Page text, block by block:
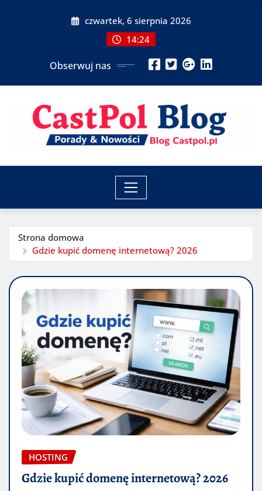
czwartek, 6 sierpnia 2026
14:24
Obserwuj nas
Strona domowa
Gdzie kupić domenę internetową? 2026
HOSTING
Gdzie kupić domenę internetową? 2026